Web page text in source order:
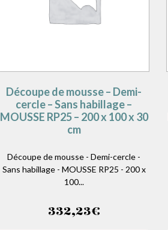
Découpe de mousse – Demi-
cercle – Sans habillage –
MOUSSE RP25 – 200 x 100 x 30
cm
Découpe de mousse - Demi-cercle -
Sans habillage - MOUSSE RP25 - 200 x
100...
332,23€